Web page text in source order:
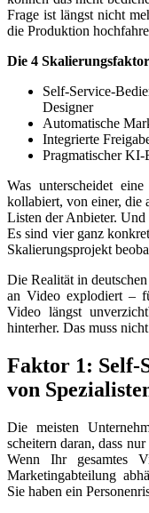
Frage ist längst nicht
die Produktion
Die 4
Self-Service-
Designer
Automatische
Integrierte
Pragmatischer KI-
Was unterscheidet
kollabiert, von einer, die
Listen der Anbieter.
Es sind vier ganz
Skalierungsprojekt
Die Realität in
an Video explodiert –
Video längst
hinterher. Das muss
Faktor 1: Self-
von
Die meisten
scheitern daran, dass
Wenn Ihr gesamtes
Marketingabteilung
Sie haben ein